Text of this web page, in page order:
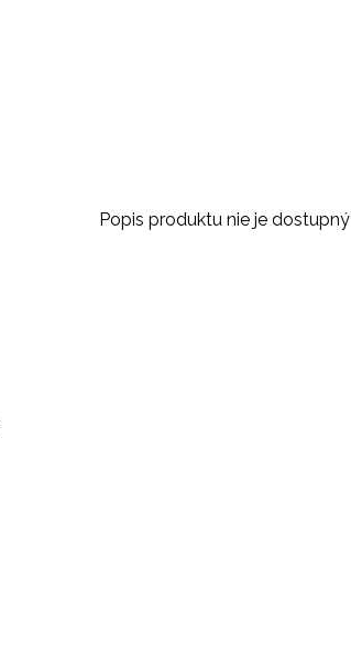
Popis produktu nie je dostupný